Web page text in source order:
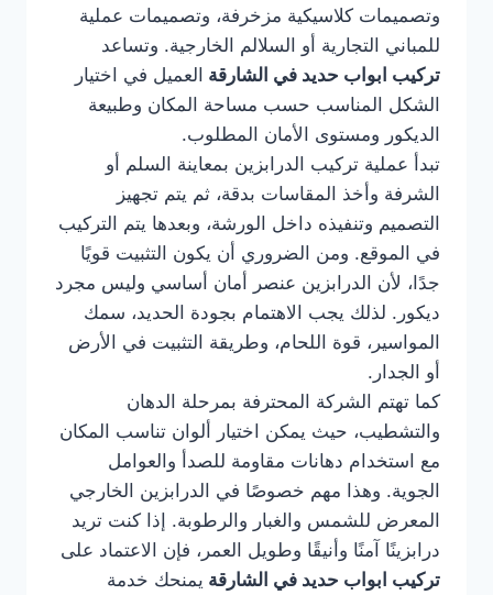
وتصميمات كلاسيكية مزخرفة، وتصميمات عملية
للمباني التجارية أو السلالم الخارجية. وتساعد
تركيب ابواب حديد في الشارقة العميل في اختيار
الشكل المناسب حسب مساحة المكان وطبيعة
الديكور ومستوى الأمان المطلوب.
تبدأ عملية تركيب الدرابزين بمعاينة السلم أو
الشرفة وأخذ المقاسات بدقة، ثم يتم تجهيز
التصميم وتنفيذه داخل الورشة، وبعدها يتم التركيب
في الموقع. ومن الضروري أن يكون التثبيت قويًا
جدًا، لأن الدرابزين عنصر أمان أساسي وليس مجرد
ديكور. لذلك يجب الاهتمام بجودة الحديد، سمك
المواسير، قوة اللحام، وطريقة التثبيت في الأرض
أو الجدار.
كما تهتم الشركة المحترفة بمرحلة الدهان
والتشطيب، حيث يمكن اختيار ألوان تناسب المكان
مع استخدام دهانات مقاومة للصدأ والعوامل
الجوية. وهذا مهم خصوصًا في الدرابزين الخارجي
المعرض للشمس والغبار والرطوبة. إذا كنت تريد
درابزينًا آمنًا وأنيقًا وطويل العمر، فإن الاعتماد على
تركيب ابواب حديد في الشارقة يمنحك خدمة